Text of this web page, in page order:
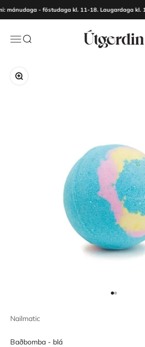
Skip to content
mánudaga - föstudaga kl. 11-18. Laugardaga kl.
MenuSearch
Útgerðin
Zoom
Nailmatic
Baðbomba - blá